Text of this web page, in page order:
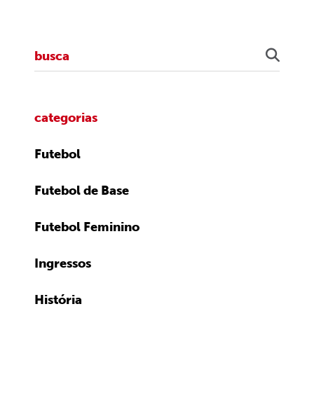
categorias
Futebol
Futebol de Base
Futebol Feminino
Ingressos
História